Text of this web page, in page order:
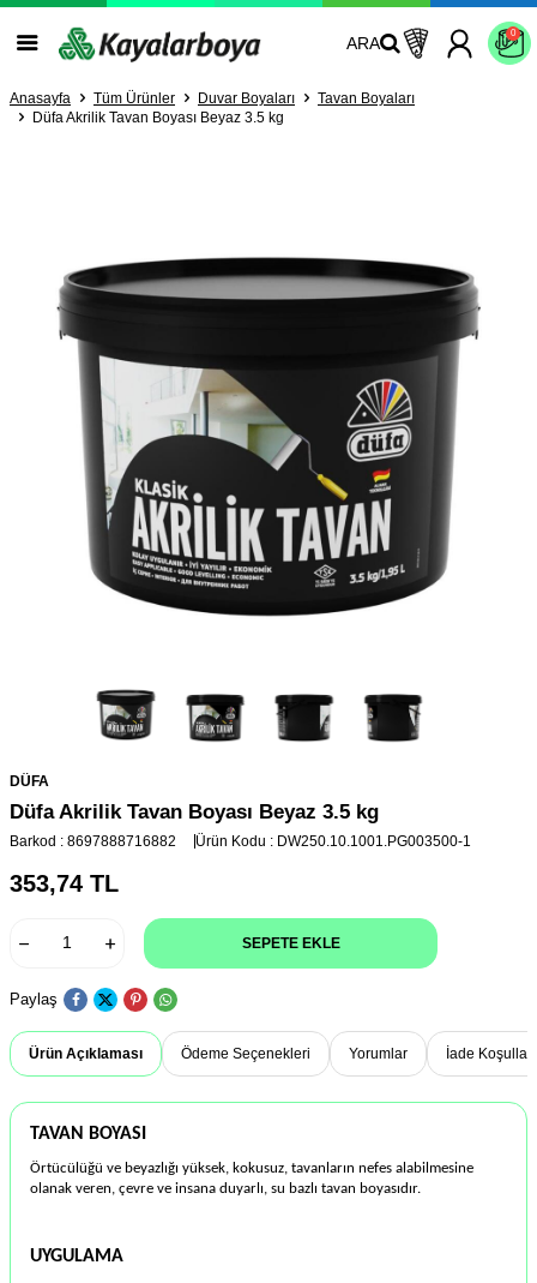
ARA
0
Anasayfa Tüm Ürünler Duvar Boyaları
Tavan Boyaları
Düfa Akrilik Tavan Boyası Beyaz 3.5 kg
DÜFA
Düfa Akrilik Tavan Boyası Beyaz 3.5 kg
Barkod : 8697888716882 Ürün Kodu : DW250.10.1001.PG003500-1
353,74 TL
SEPETE EKLE
Paylaş
Ürün Açıklaması Ödeme Seçenekleri Yorumlar İade Koşulları
TAVAN BOYASI
Örtücülüğü ve beyazlığı yüksek, kokusuz, tavanların nefes alabilmesine
olanak veren, çevre ve insana duyarlı, su bazlı tavan boyasıdır.
UYGULAMA